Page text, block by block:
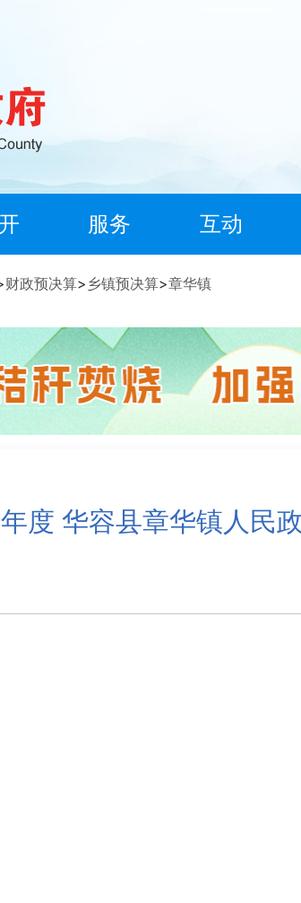
服务 互动
财政预决算> 乡镇预决算>章华镇
度 华容县章华镇人民